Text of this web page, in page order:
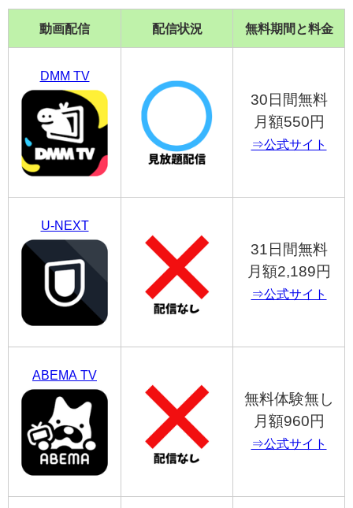
動画配信 配信状況 無料期間と料金
DMM TV
30日間無料
月額550円
⇒公式サイト
U-NEXT
31日間無料
月額2,189円
⇒公式サイト
ABEMA TV
無料体験無し
月額960円
⇒公式サイト